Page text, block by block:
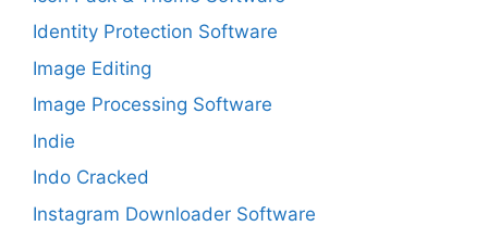
Identity Protection Software
Image Editing
Image Processing Software
Indie
Indo Cracked
Instagram Downloader Software